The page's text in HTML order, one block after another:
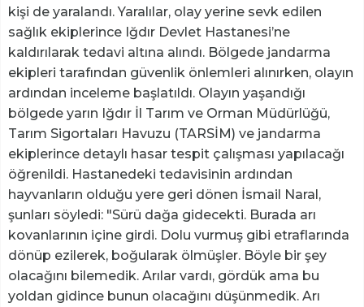
kişi de yaralandı. Yaralılar, olay yerine sevk edilen
sağlık ekiplerince Iğdır Devlet Hastanesi’ne
kaldırılarak tedavi altına alındı. Bölgede jandarma
ekipleri tarafından güvenlik önlemleri alınırken, olayın
ardından inceleme başlatıldı. Olayın yaşandığı
bölgede yarın Iğdır İl Tarım ve Orman Müdürlüğü,
Tarım Sigortaları Havuzu (TARSİM) ve jandarma
ekiplerince detaylı hasar tespit çalışması yapılacağı
öğrenildi. Hastanedeki tedavisinin ardından
hayvanların olduğu yere geri dönen İsmail Naral,
şunları söyledi: "Sürü dağa gidecekti. Burada arı
kovanlarının içine girdi. Dolu vurmuş gibi etraflarında
dönüp ezilerek, boğularak ölmüşler. Böyle bir şey
olacağını bilemedik. Arılar vardı, gördük ama bu
yoldan gidince bunun olacağını düşünmedik. Arı